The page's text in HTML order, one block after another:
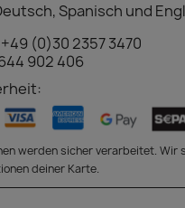
Spanisch und
+49 (0)30 2357 3470
902 406
werden sicher verarbeitet.
deiner Karte.